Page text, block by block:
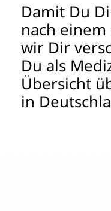
Damit Du
nach
wir Dir
Du als
Übersicht
in